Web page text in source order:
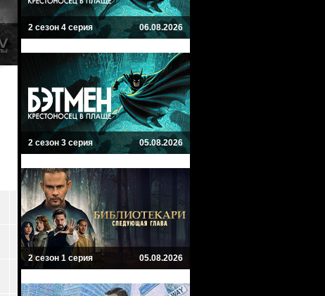
2 сезон 4 серия 06.08.2026
2 сезон 3 серия 05.08.2026
2 сезон 1 серия 05.08.2026